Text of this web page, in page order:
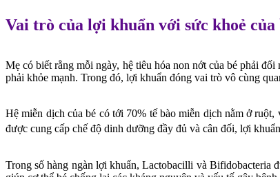
Vai trò của lợi khuẩn với sức khoẻ của
Mẹ có biết rằng mỗi ngày, hệ tiêu hóa non nớt của bé phải
phải khỏe mạnh. Trong đó, lợi khuẩn đóng vai trò vô cùng
Hệ miễn dịch của bé có tới 70% tế bào miễn dịch nằm ở
được cung cấp chế độ dinh dưỡng đầy đủ và cân đối, lợi
Trong số hàng ngàn lợi khuẩn, Lactobacilli và Bifidobacteria